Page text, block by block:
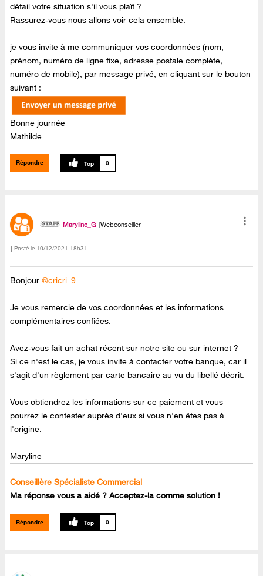
détail votre situation s'il vous plaît ?
Rassurez-vous nous allons voir cela ensemble.
je vous invite à me communiquer vos coordonnées (nom,
prénom, numéro de ligne fixe, adresse postale complète,
numéro de mobile), par message privé, en cliquant sur le bouton
suivant :
Bonne journée
Mathilde
Répondre 0
Maryline_G Webconseiller
Posté le ‎10/12/2021 18h31
Bonjour@cricri_9
Je vous remercie de vos coordonnées et les informations
complémentaires confiées.
Avez-vous fait un achat récent sur notre site ou sur internet ?
Si ce n'est le cas, je vous invite à contacter votre banque, car il
s'agit d'un règlement par carte bancaire au vu du libellé décrit.
Vous obtiendrez les informations sur ce paiement et vous
pourrez le contester auprès d'eux si vous n'en êtes pas à
l'origine.
Maryline
Conseillère Spécialiste Commercial
Ma réponse vous a aidé ? Acceptez-la comme solution !
Répondre 0